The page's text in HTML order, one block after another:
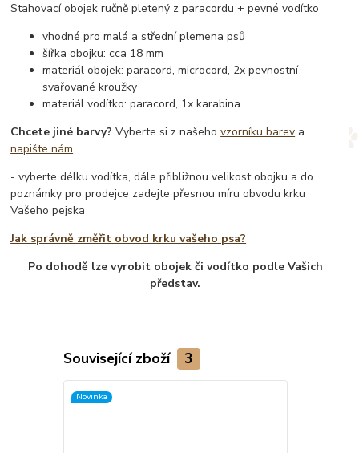
Stahovací obojek ručně pletený z paracordu + pevné vodítko
vhodné pro malá a střední plemena psů
šířka obojku: cca 18 mm
materiál obojek: paracord, microcord, 2x pevnostní
svařované kroužky
materiál vodítko: paracord, 1x karabina
Chcete jiné barvy? Vyberte si z našehovzorníku barev a
napište nám.
- vyberte délku vodítka, dále přibližnou velikost obojku a do
poznámky pro prodejce zadejte přesnou míru obvodu krku
Vašeho pejska
Jak správně změřit obvod krku vašeho psa?
Po dohodě lze vyrobit obojek či vodítko podle Vašich
představ.
Související zboží 3
Novinka